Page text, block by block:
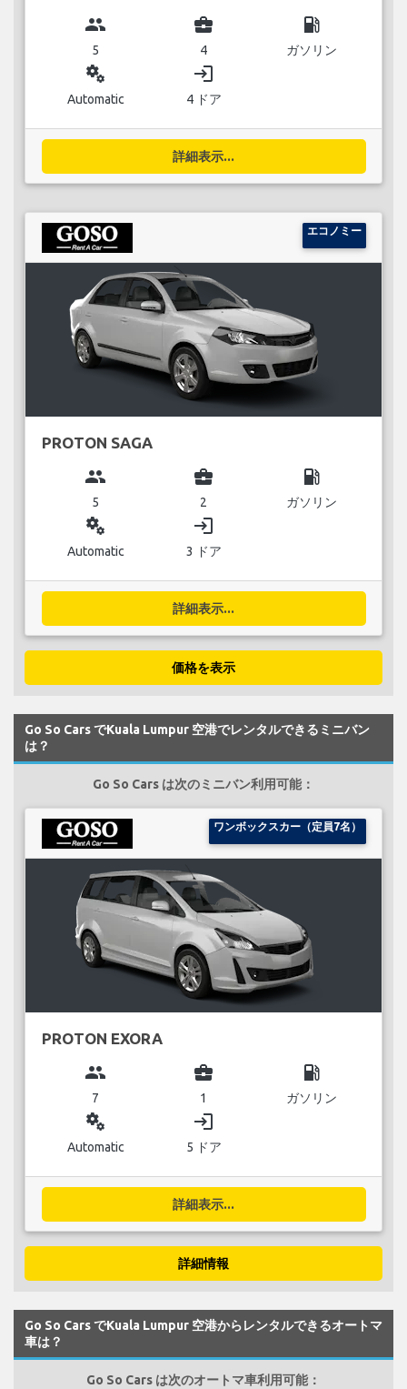
group
5
business_center
4
local_gas_station
ガソリン
miscellaneous_services
Automatic
login
4 ドア
詳細表示...
エコノミー
PROTON SAGA
group
5
business_center
2
local_gas_station
ガソリン
miscellaneous_services
Automatic
login
3 ドア
詳細表示...
価格を表示
Go So Cars でKuala Lumpur 空港でレンタルできるミニバン
は？
Go So Cars は次のミニバン利用可能：
ワンボックスカー（定員7名）
PROTON EXORA
group
7
business_center
1
local_gas_station
ガソリン
miscellaneous_services
Automatic
login
5 ドア
詳細表示...
詳細情報
Go So Cars でKuala Lumpur 空港からレンタルできるオートマ
車は？
Go So Cars は次のオートマ車利用可能：